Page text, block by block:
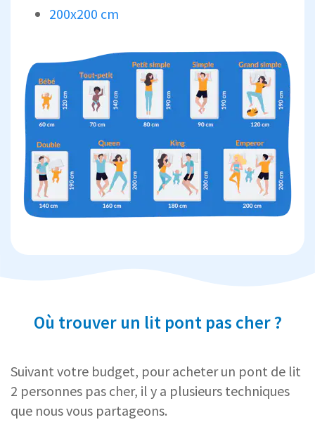
200x200 cm
Où trouver un lit pont pas cher ?
Suivant votre budget, pour acheter un pont de lit
2 personnes pas cher, il y a plusieurs techniques
que nous vous partageons.